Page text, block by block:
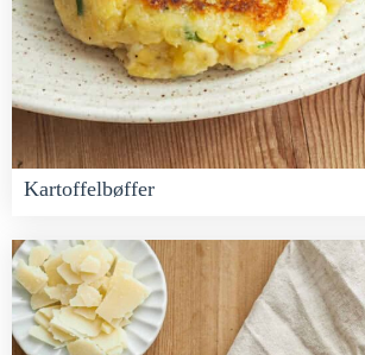
Kartoffelbøffer